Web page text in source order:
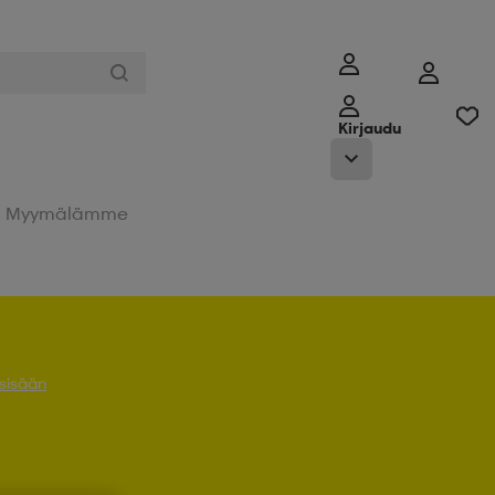
Kirjaudu
Myymälämme